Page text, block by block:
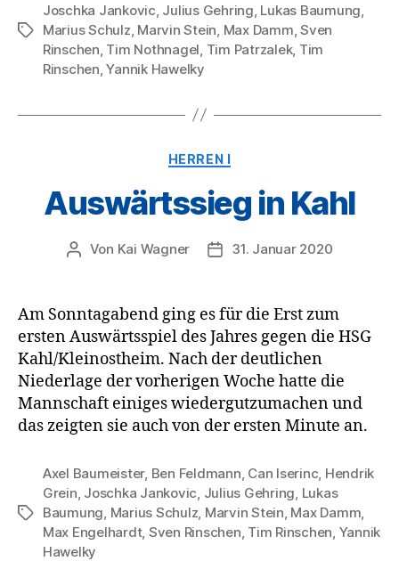
Schlagwörter
Joschka Jankovic Julius Gehring Lukas Baumung
Marius Schulz Marvin Stein Max Damm ,Sven
Rinschen Tim Nothnagel Tim Patrzalek, Tim
Rinschen ,Yannik Hawelky
Kategorien
HERREN I
Auswärtssieg in Kahl
Beitragsautor
Von Kai Wagner Veröffentlichungsdatum
31. Januar 2020
Am Sonntagabend ging es für die Erst zum
ersten Auswärtsspiel des Jahres gegen die HSG
Kahl/Kleinostheim. Nach der deutlichen
Niederlage der vorherigen Woche hatte die
Mannschaft einiges wiedergutzumachen und
das zeigten sie auch von der ersten Minute an.
Schlagwörter
Axel Baumeister, Ben Feldmann, Can Iserinc, Hendrik
Grein, Joschka Jankovic, Julius Gehring, Lukas
Baumung, Marius Schulz, Marvin Stein, Max Damm,
Max Engelhardt, Sven Rinschen, Tim Rinschen, Yannik
Hawelky